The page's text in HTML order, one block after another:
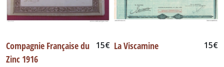
Compagnie Française du
Zinc 1916
15€ La Viscamine 15€